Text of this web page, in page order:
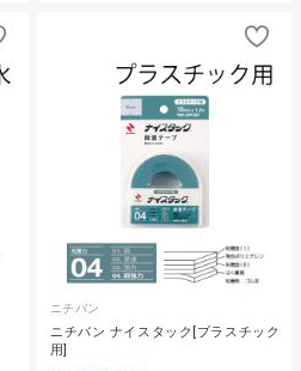
ニチバン
ニチバン ナイスタック[プラスチック
用]